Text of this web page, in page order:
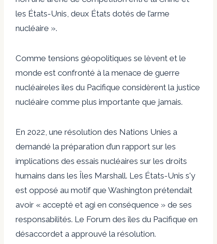
les États-Unis, deux États dotés de l’arme
nucléaire ».
Comme tensions géopolitiques se lèvent et le
monde est confronté à la menace de guerre
nucléaireles îles du Pacifique considèrent la justice
nucléaire comme plus importante que jamais.
En 2022, une résolution des Nations Unies a
demandé la préparation d’un rapport sur les
implications des essais nucléaires sur les droits
humains dans les Îles Marshall. Les États-Unis s'y
est opposé au motif que Washington prétendait
avoir « accepté et agi en conséquence » de ses
responsabilités. Le Forum des îles du Pacifique en
désaccordet a approuvé la résolution.